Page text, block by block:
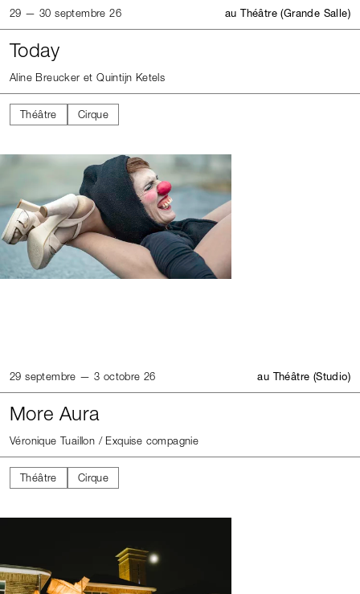
29 — 30 septembre 26 au Théâtre (Grande Salle)
Today
Aline Breucker et Quintijn Ketels
Théâtre Cirque
29 septembre — 3 octobre 26 au Théâtre (Studio)
More Aura
Véronique Tuaillon / Exquise compagnie
Théâtre Cirque